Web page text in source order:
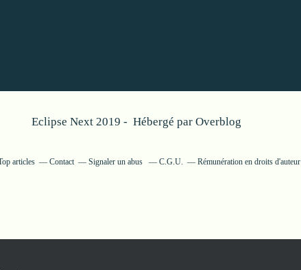
Eclipse Next 2019 - Hébergé par Overblog
articles Contact Signaler un abus C.G.U. Rémunération en droits d'auteur